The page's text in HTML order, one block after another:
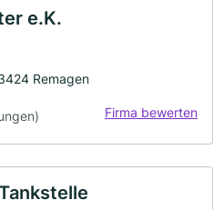
e.K.
Remagen
Firma bewerten